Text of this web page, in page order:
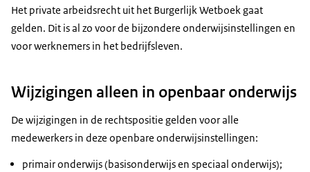
Het private arbeidsrecht uit het Burgerlijk Wetboek gaat
gelden. Dit is al zo voor de bijzondere onderwijsinstellingen en
voor werknemers in het bedrijfsleven.
Wijzigingen alleen in openbaar onderwijs
De wijzigingen in de rechtspositie gelden voor alle
medewerkers in deze openbare onderwijsinstellingen:
primair onderwijs (basisonderwijs en speciaal onderwijs);